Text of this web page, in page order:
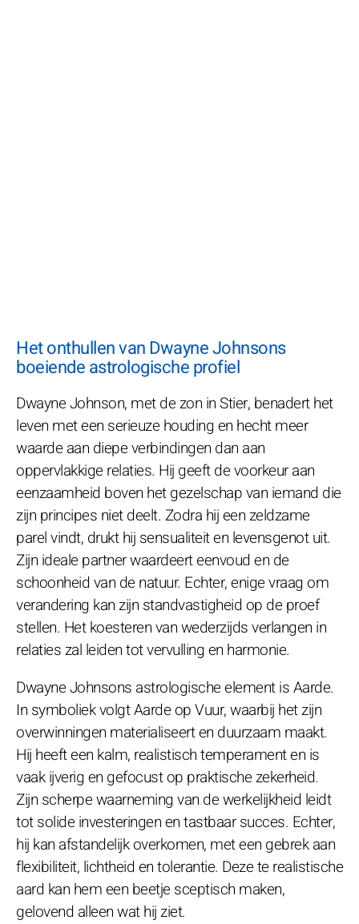
Het onthullen van Dwayne Johnsons
boeiende astrologische profiel
Dwayne Johnson, met de zon in Stier, benadert het
leven met een serieuze houding en hecht meer
waarde aan diepe verbindingen dan aan
oppervlakkige relaties. Hij geeft de voorkeur aan
eenzaamheid boven het gezelschap van iemand die
zijn principes niet deelt. Zodra hij een zeldzame
parel vindt, drukt hij sensualiteit en levensgenot uit.
Zijn ideale partner waardeert eenvoud en de
schoonheid van de natuur. Echter, enige vraag om
verandering kan zijn standvastigheid op de proef
stellen. Het koesteren van wederzijds verlangen in
relaties zal leiden tot vervulling en harmonie.
Dwayne Johnsons astrologische element is Aarde.
In symboliek volgt Aarde op Vuur, waarbij het zijn
overwinningen materialiseert en duurzaam maakt.
Hij heeft een kalm, realistisch temperament en is
vaak ijverig en gefocust op praktische zekerheid.
Zijn scherpe waarneming van de werkelijkheid leidt
tot solide investeringen en tastbaar succes. Echter,
hij kan afstandelijk overkomen, met een gebrek aan
flexibiliteit, lichtheid en tolerantie. Deze te realistische
aard kan hem een beetje sceptisch maken,
gelovend alleen wat hij ziet.